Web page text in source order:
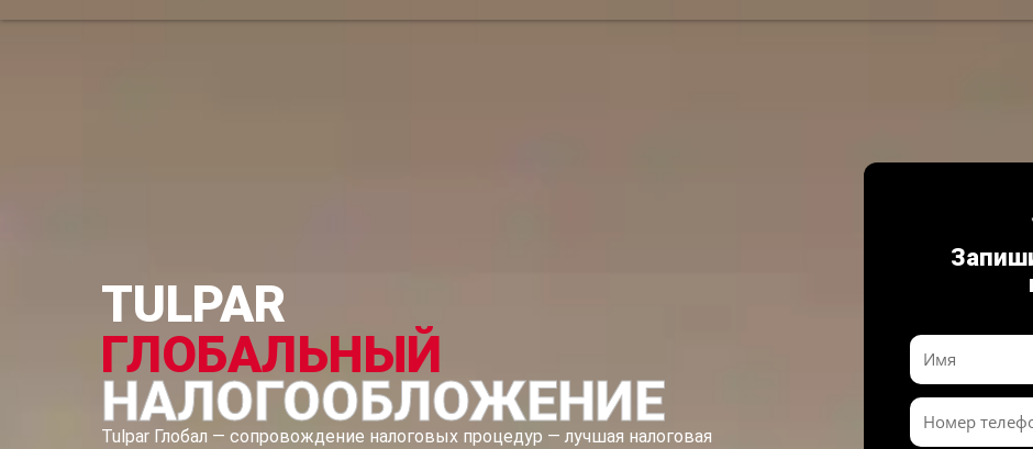
TULPAR
ГЛОБАЛЬНЫЙ
НАЛОГООБЛОЖЕНИЕ
Tulpar Глобал — сопровождение налоговых процедур — лучшая налоговая